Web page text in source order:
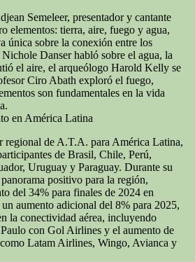
Semeleer, presentador y cantante
elementos: tierra, aire, fuego y agua,
única sobre la conexión entre los
Danser habló sobre el agua, la
el aire, el arqueólogo Harold Kelly se
Ciro Abath exploró el fuego,
son fundamentales en la vida
en América Latina
regional de A.T.A. para América Latina,
de Brasil, Chile, Perú,
Uruguay y Paraguay. Durante su
positivo para la región,
del 34% para finales de 2024 en
aumento adicional del 8% para 2025,
la conectividad aérea, incluyendo
con Gol Airlines y el aumento de
Latam Airlines, Wingo, Avianca y